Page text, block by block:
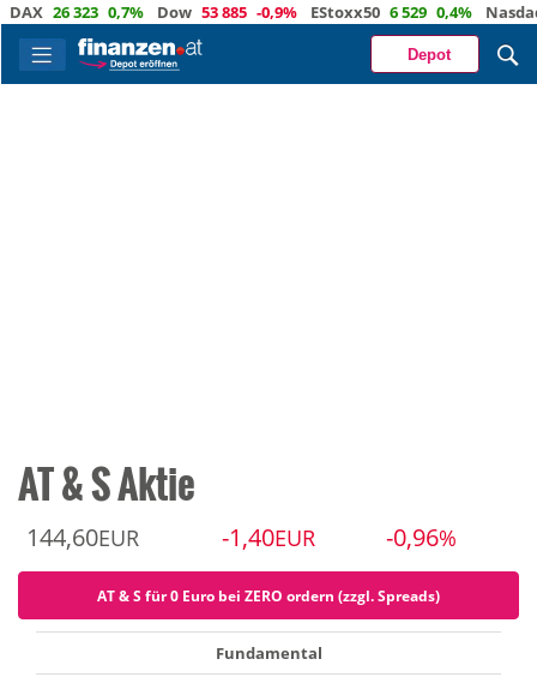
26 323 0,7% Dow 53 885 -0,9% EStoxx50 6 529 0,4% Nasdaq
Depot
AT & S Aktie
144,60EUR -1,40EUR -0,96%
AT & S für 0 Euro bei ZERO ordern (zzgl. Spreads)
Fundamental